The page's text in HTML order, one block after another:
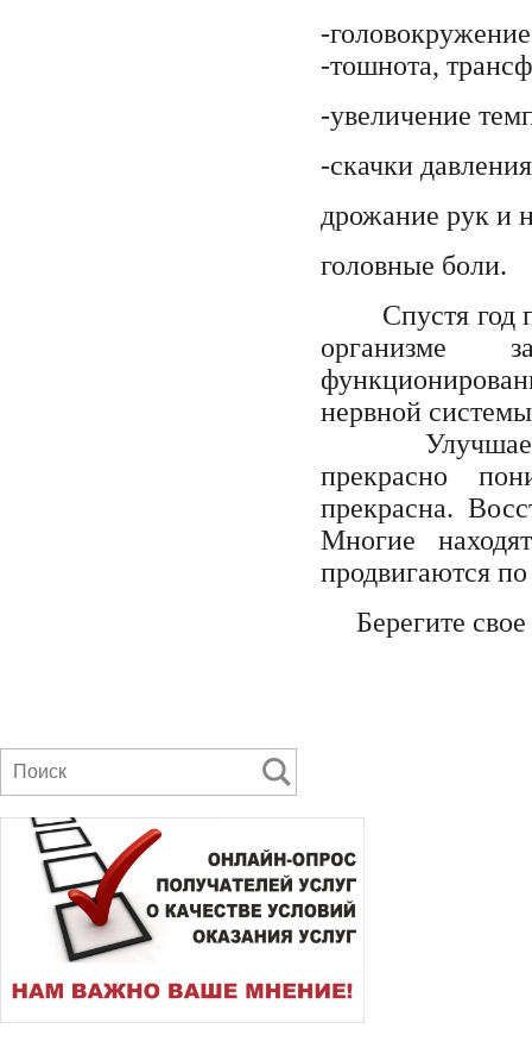
-
-тошнота,
-увеличение
-скачки
дрожание рук и
головные боли.
Спустя год
организме
нервной
Улучшается
прекрасно
прекрасна.
Многие
продвигаются
Берегите свое